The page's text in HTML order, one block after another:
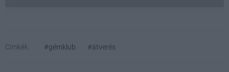
Címkék: #gémklub #átverés